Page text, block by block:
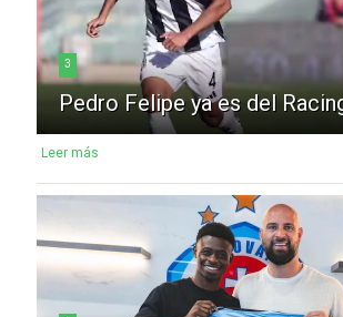
3
Pedro Felipe ya es del
Leer más